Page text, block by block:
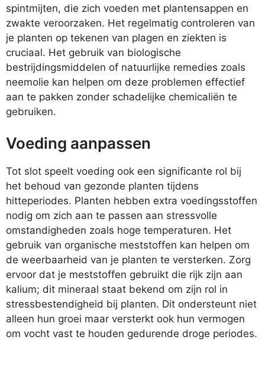
spintmijten, die zich voeden met plantensappen en
zwakte veroorzaken. Het regelmatig controleren van
je planten op tekenen van plagen en ziekten is
cruciaal. Het gebruik van biologische
bestrijdingsmiddelen of natuurlijke remedies zoals
neemolie kan helpen om deze problemen effectief
aan te pakken zonder schadelijke chemicaliën te
gebruiken.
Voeding aanpassen
Tot slot speelt voeding ook een significante rol bij
het behoud van gezonde planten tijdens
hitteperiodes. Planten hebben extra voedingsstoffen
nodig om zich aan te passen aan stressvolle
omstandigheden zoals hoge temperaturen. Het
gebruik van organische meststoffen kan helpen om
de weerbaarheid van je planten te versterken. Zorg
ervoor dat je meststoffen gebruikt die rijk zijn aan
kalium; dit mineraal staat bekend om zijn rol in
stressbestendigheid bij planten. Dit ondersteunt niet
alleen hun groei maar versterkt ook hun vermogen
om vocht vast te houden gedurende droge periodes.